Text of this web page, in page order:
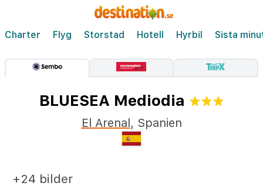
Charter Flyg Storstad Hotell Hyrbil Sista
BLUESEA Mediodia
El Arenal, Spanien
+24 bilder